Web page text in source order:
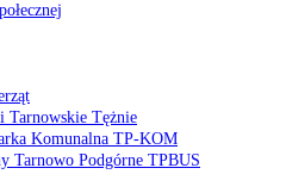
Tarnowskie Tężnie
Komunalna TP-KOM
Tarnowo Podgórne TPBUS